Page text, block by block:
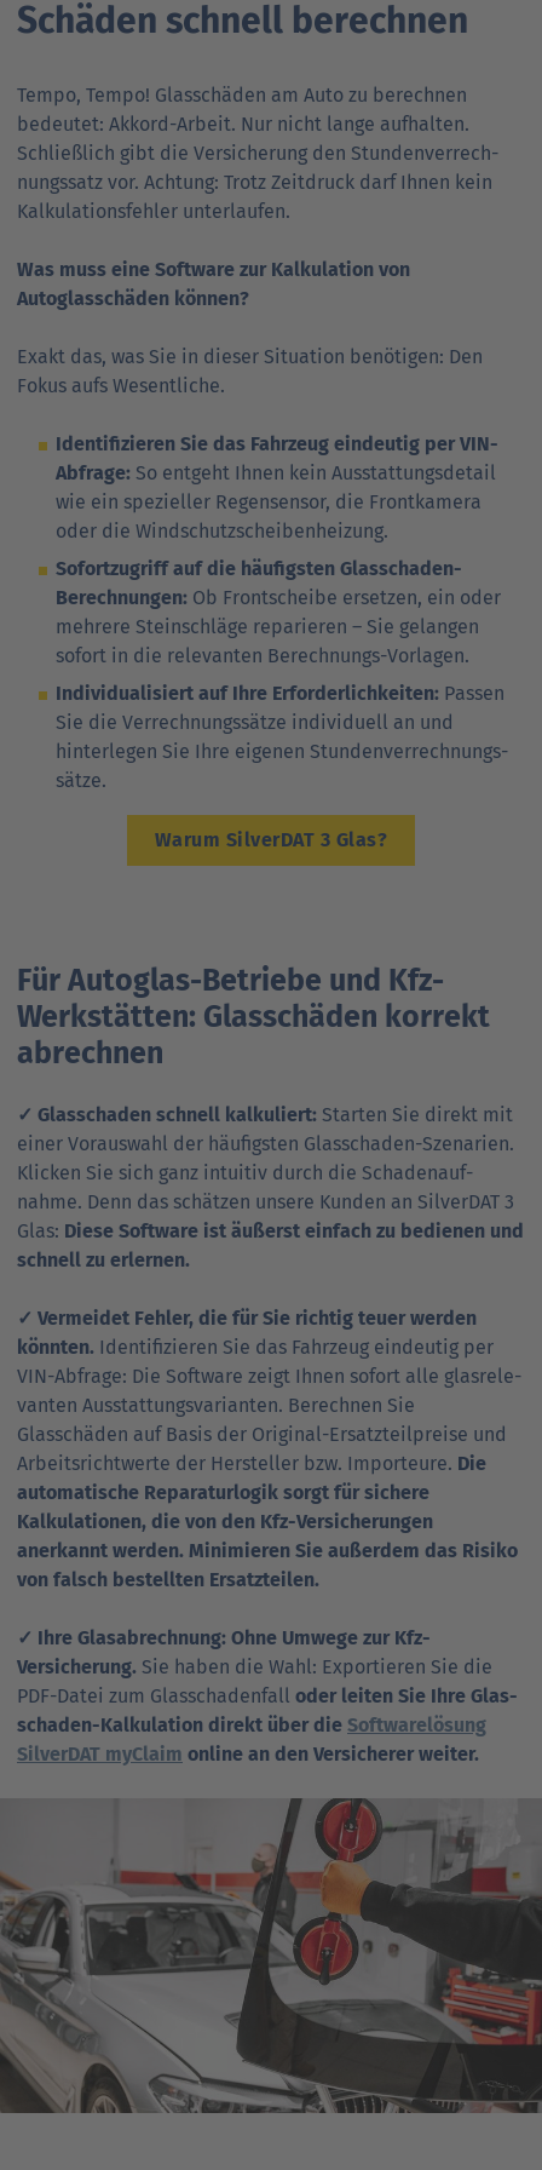
Ansprechpartner
Go
to
parent
navigation
Go
parent
navigation
Nachrichten
Pressekontakt
Go
to
parent
Schäden schnell berechnen
Tempo, Tempo! Glasschäden am Auto zu berechnen
bedeutet: Akkord-Arbeit. Nur nicht lange aufhalten.
Schließlich gibt die Versicherung den Stunden­ver­rech­
nungs­satz vor. Achtung: Trotz Zeitdruck darf Ihnen kein
Kal­ku­la­tions­fehler unter­laufen.
Was muss eine Software zur Kalkulation von
Autoglasschäden können?
Exakt das, was Sie in dieser Situation benötigen: Den
Fokus aufs Wesentliche.
Identifizieren Sie das Fahrzeug eindeutig per VIN-
Abfrage: So entgeht Ihnen kein Aus­stattungs­detail
wie ein spezieller Regen­sensor, die Front­kamera
oder die Wind­schutz­scheiben­heizung.
Sofortzugriff auf die häufigsten Glasschaden-
Berechnungen: Ob Frontscheibe ersetzen, ein oder
mehrere Steinschläge reparieren – Sie gelangen
sofort in die re­le­van­ten Berechnungs-Vorlagen.
Individualisiert auf Ihre Erforderlichkeiten: Passen
Sie die Ver­­rech­nungs­sätze individuell an und
hinterlegen Sie Ihre eigenen Stun­den­­­ver­rech­nungs­­­
sätze.
Warum SilverDAT 3 Glas?
Für Autoglas-Betriebe und Kfz-
Werkstätten: Glasschäden korrekt
abrechnen
✓ Glasschaden schnell kalkuliert: Starten Sie direkt mit
einer Vorauswahl der häu­fig­sten Glasschaden-Szenarien.
Klicken Sie sich ganz intuitiv durch die Scha­den­auf­
nahme. Denn das schätzen unsere Kunden an SilverDAT 3
Glas: Diese Software ist äußerst einfach zu bedienen und
schnell zu erlernen.
✓ Vermeidet Fehler, die für Sie richtig teuer werden
könnten. Identifizieren Sie das Fahrzeug eindeutig per
VIN-Abfrage: Die Software zeigt Ihnen sofort alle glas­re­le­
vanten Ausstattungsvarianten. Berechnen Sie
Glasschäden auf Basis der Original-Ersatz­teil­preise und
Arbeitsrichtwerte der Hersteller bzw. Importeure. Die
auto­ma­tische Reparatur­logik sorgt für sichere
Kalkulationen, die von den Kfz-Ver­si­che­rungen
anerkannt werden. Minimieren Sie außer­dem das Risiko
von falsch be­stell­ten Ersatzteilen.
✓ Ihre Glasabrechnung: Ohne Umwege zur Kfz-
Versicherung. Sie haben die Wahl: Exportieren Sie die
PDF-Datei zum Glasschadenfall oder leiten Sie Ihre Glas­
schaden-Kal­ku­la­tion direkt über die Soft­warelösung
SilverDAT myClaim online an den Ver­si­che­rer weiter.